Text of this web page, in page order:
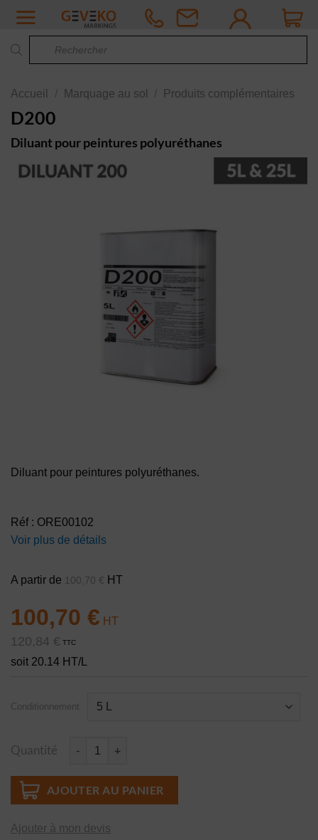
Passer
contenu
Accueil Marquage au sol Produits complémentaires
D200
Diluant pour peintures polyuréthanes
Diluant pour peintures polyuréthanes.
Réf : ORE00102
Voir plus de détails
A partir de 100,70 € HT
soit 20.14 HT/L
100,70 €
120,84 € TTC
Conditionnement
Quantité
AJOUTER AU PANIER
Ajouter à mon devis